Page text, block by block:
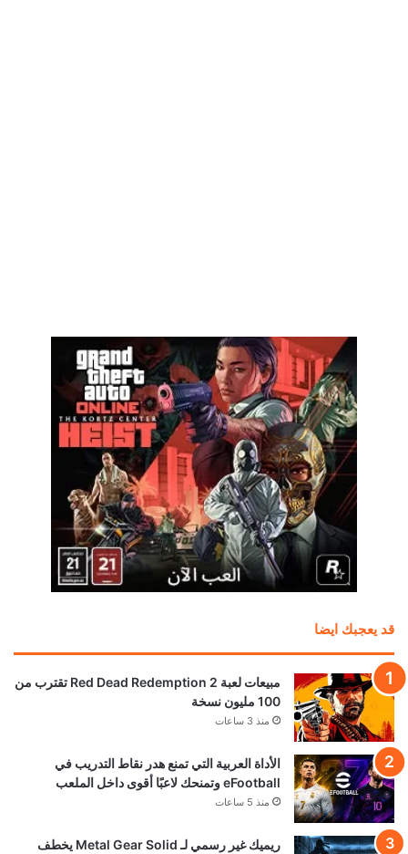
قد يعجبك ايضا
مبيعات لعبة Red Dead Redemption 2 تقترب من
100 مليون نسخة
منذ 3 ساعات
الأداة العربية التي تمنع هدر نقاط التدريب في
eFootball وتمنحك لاعبًا أقوى داخل الملعب
منذ 5 ساعات
ريميك غير رسمي لـ Metal Gear Solid يخطف